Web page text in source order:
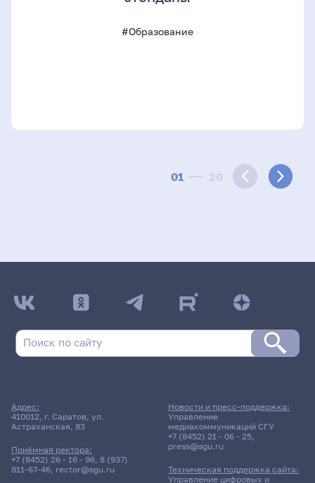
01 20
#Образование
Адрес:
410012, г. Саратов, ул.
Астраханская, 83
Приёмная ректора:
+7 (8452) 26 - 16 - 96, 8 (937)
811-67-46, rector@sgu.ru
Новости и пресс-поддержка:
Управление
медиакоммуникаций СГУ
+7 (8452) 21 - 06 - 25,
press@sgu.ru
Техническая поддержка сайта:
Управление цифровых и